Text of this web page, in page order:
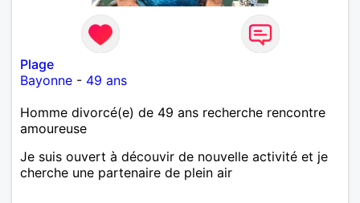
Plage
Bayonne - 49 ans
Homme divorcé(e) de 49 ans recherche rencontre
amoureuse
Je suis ouvert à découvir de nouvelle activité et je
cherche une partenaire de plein air